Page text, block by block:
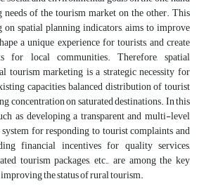
needs of the tourism market on the other. This
on spatial planning indicators, aims to improve
a unique experience for tourists, and create
for local communities. Therefore, spatial
tourism marketing is a strategic necessity for
capacities, balanced distribution of tourist
concentration on saturated destinations. In this
as developing a transparent and multi-level
for responding to tourist complaints and
financial incentives for quality services,
tourism packages, etc., are among the key
the status of rural tourism.